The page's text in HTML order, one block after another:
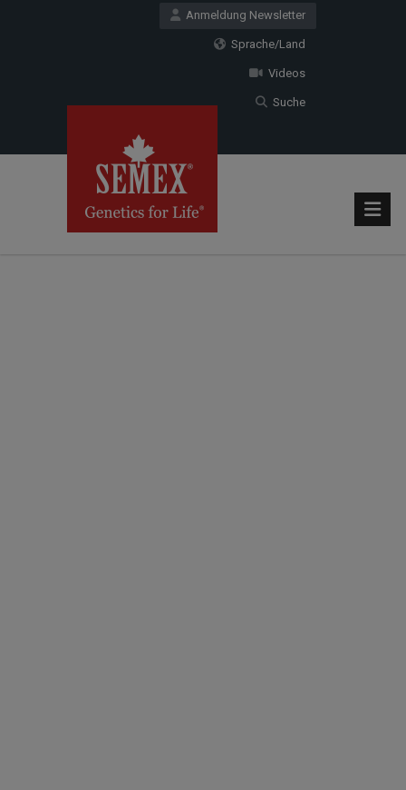
Anmeldung Newsletter
Sprache/Land
Videos
Suche